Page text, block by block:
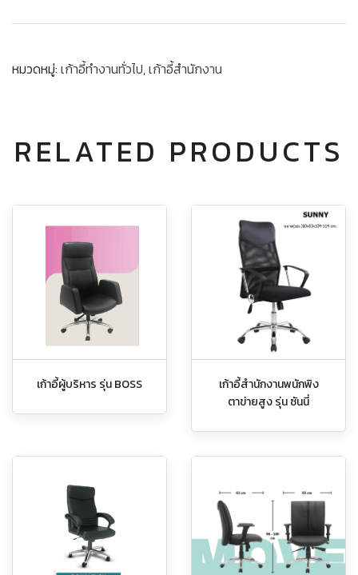
หมวดหมู่: เก้าอี้ทำงานทั่วไป,เก้าอี้สำนักงาน
RELATED PRODUCTS
เก้าอี้ผู้บริหาร รุ่น BOSS
เก้าอี้สำนักงานพนักพิง
ตาข่ายสูง รุ่น ซันนี่